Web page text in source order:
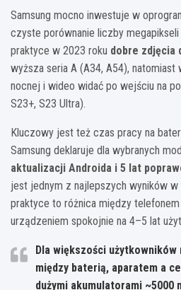
Samsung mocno inwestuje w
czyste porównanie liczby
praktyce w 2023 roku dobre zdjęcia
wyższa seria A (A34, A54),
nocnej i wideo widać po wejściu na
S23+, S23 Ultra).
Kluczowy jest też czas pracy na
Samsung deklaruje dla wybranych
aktualizacji Androida i 5 lat
jest jednym z najlepszych wyników w
praktyce to różnica między telefonem
urządzeniem spokojnie na 4–5 lat
Dla większości
między baterią, aparatem a
dużymi akumulatorami ~5000